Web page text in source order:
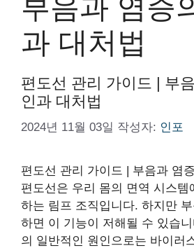
부음과 염증
과 대처법
편도선 관리 가이드 | 부
인과 대처법
2024년 11월 03일 작성자: 인포
편도선 관리 가이드 | 부음과 염
편도선은 우리 몸의 면역 시스템
하는 림프 조직입니다. 하지만
하면 이 기능이 저해될 수 있습
의 일반적인 원인으로는 바이러